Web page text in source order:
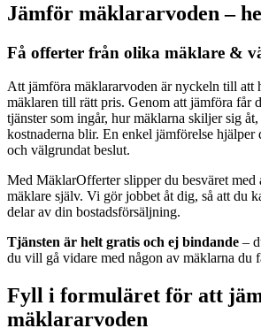
Jämför mäklararvoden –
Få offerter från olika mäklare &
Att jämföra mäklararvoden är nyckeln till att
mäklaren till rätt pris. Genom att jämföra får
tjänster som ingår, hur mäklarna skiljer sig
kostnaderna blir. En enkel jämförelse hjälper
och välgrundat beslut.
Med MäklarOfferter slipper du besväret med
mäklare själv. Vi gör jobbet åt dig, så att du
delar av din bostadsförsäljning.
Tjänsten är helt gratis och ej bindande –
du vill gå vidare med någon av mäklarna du
Fyll i formuläret för att
mäklararvoden